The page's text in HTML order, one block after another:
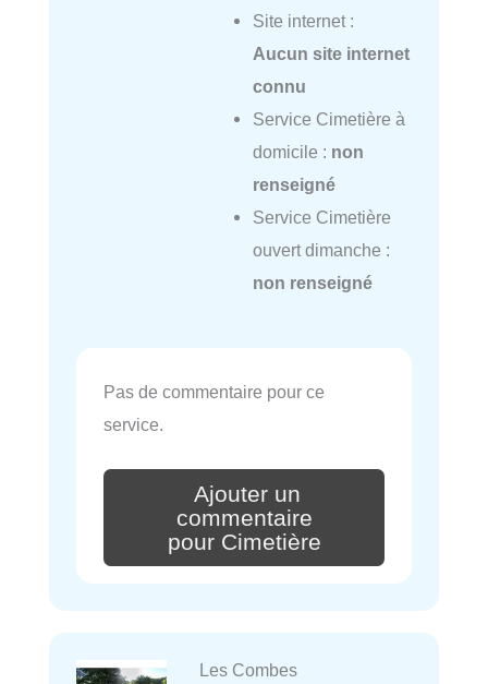
Site internet :
Aucun site internet
connu
Service Cimetière à
domicile : non
renseigné
Service Cimetière
ouvert dimanche :
non renseigné
Pas de commentaire pour ce
service.
Ajouter un
commentaire
pour Cimetière
Les Combes